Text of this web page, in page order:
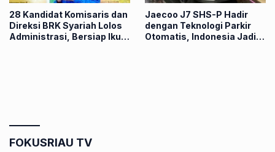
28 Kandidat Komisaris dan
Direksi BRK Syariah Lolos
Administrasi, Bersiap Ikuti
Jaecoo J7 SHS-P Hadir
dengan Teknologi Parkir
Otomatis, Indonesia Jadi
FOKUSRIAU TV